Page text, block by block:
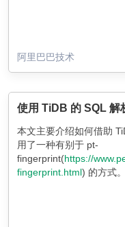
阿里巴巴技术
使用 TiDB 的 SQL 解
本文主要介绍如何借助
用了一种有别于 pt-
fingerprint(https://
fingerprint.html) 的方式。